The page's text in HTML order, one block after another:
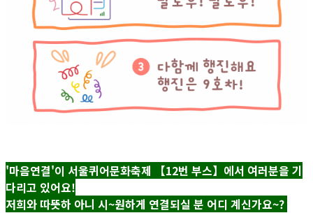
'마음연결'이 서울퀴어문화축제 【12번 부스】에서 여러분을 기
다리고 있어요!
저희와 따뜻하 아니 시~원하게 연결되실 분 어디 계신가요~?